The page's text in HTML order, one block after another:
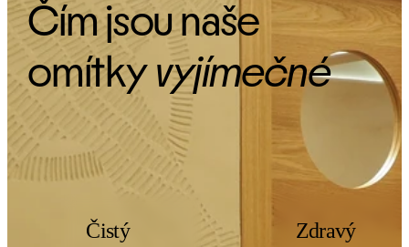
Čím jsou naše
omítky vyjímečné
Čistý
Zdravý